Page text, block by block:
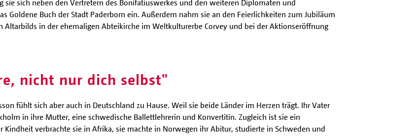
sie sich neben den Vertretern des Bonifatiuswerkes und den weiteren Diplomaten und
Goldene Buch der Stadt Paderborn ein. Außerdem nahm sie an den Feierlichkeiten zum Jubiläum
in der ehemaligen Abteikirche im Weltkulturerbe Corvey und bei der Aktionseröffnung
nicht nur dich selbst"
fühlt sich aber auch in Deutschland zu Hause. Weil sie beide Länder im Herzen trägt. Ihr Vater
in ihre Mutter, eine schwedische Ballettlehrerin und Konvertitin. Zugleich ist sie ein
Kindheit verbrachte sie in Afrika, sie machte in Norwegen ihr Abitur, studierte in Schweden und